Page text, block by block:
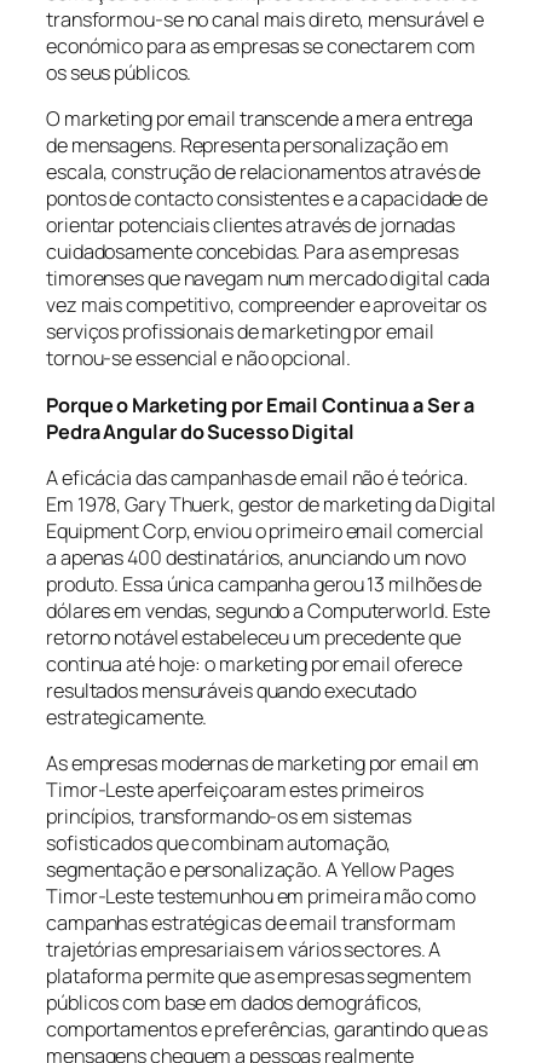
transformou-se no canal mais direto, mensurável e
económico para as empresas se conectarem com
os seus públicos.
O marketing por email transcende a mera entrega
de mensagens. Representa personalização em
escala, construção de relacionamentos através de
pontos de contacto consistentes e a capacidade de
orientar potenciais clientes através de jornadas
cuidadosamente concebidas. Para as empresas
timorenses que navegam num mercado digital cada
vez mais competitivo, compreender e aproveitar os
serviços profissionais de marketing por email
tornou-se essencial e não opcional.
Porque o Marketing por Email Continua a Ser a
Pedra Angular do Sucesso Digital
A eficácia das campanhas de email não é teórica.
Em 1978, Gary Thuerk, gestor de marketing da Digital
Equipment Corp, enviou o primeiro email comercial
a apenas 400 destinatários, anunciando um novo
produto. Essa única campanha gerou 13 milhões de
dólares em vendas, segundo a Computerworld. Este
retorno notável estabeleceu um precedente que
continua até hoje: o marketing por email oferece
resultados mensuráveis quando executado
estrategicamente.
As empresas modernas de marketing por email em
Timor-Leste aperfeiçoaram estes primeiros
princípios, transformando-os em sistemas
sofisticados que combinam automação,
segmentação e personalização. A Yellow Pages
Timor-Leste testemunhou em primeira mão como
campanhas estratégicas de email transformam
trajetórias empresariais em vários sectores. A
plataforma permite que as empresas segmentem
públicos com base em dados demográficos,
comportamentos e preferências, garantindo que as
mensagens cheguem a pessoas realmente